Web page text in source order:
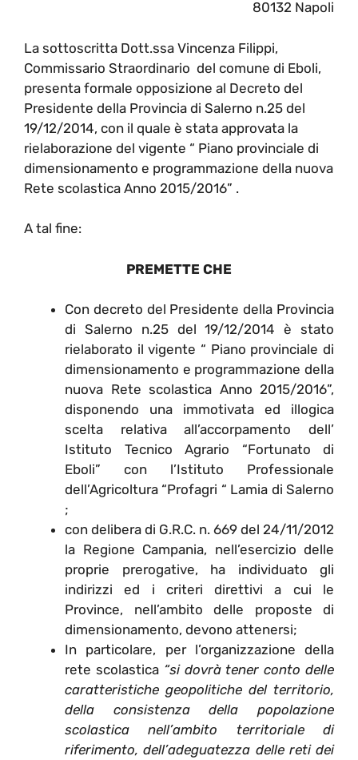
80132 Napoli
La sottoscritta Dott.ssa Vincenza Filippi,
Commissario Straordinario del comune di Eboli,
presenta formale opposizione al Decreto del
Presidente della Provincia di Salerno n.25 del
19/12/2014, con il quale è stata approvata la
rielaborazione del vigente “ Piano provinciale di
dimensionamento e programmazione della nuova
Rete scolastica Anno 2015/2016” .
A tal fine:
PREMETTE CHE
Con decreto del Presidente della Provincia
di Salerno n.25 del 19/12/2014 è stato
rielaborato il vigente “ Piano provinciale di
dimensionamento e programmazione della
nuova Rete scolastica Anno 2015/2016”,
disponendo una immotivata ed illogica
scelta relativa all’accorpamento dell’
Istituto Tecnico Agrario “Fortunato di
Eboli” con l’Istituto Professionale
dell’Agricoltura “Profagri “ Lamia di Salerno
;
con delibera di G.R.C. n. 669 del 24/11/2012
la Regione Campania, nell’esercizio delle
proprie prerogative, ha individuato gli
indirizzi ed i criteri direttivi a cui le
Province, nell’ambito delle proposte di
dimensionamento, devono attenersi;
In particolare, per l’organizzazione della
rete scolastica “si dovrà tener conto delle
caratteristiche geopolitiche del territorio,
della consistenza della popolazione
scolastica nell’ambito territoriale di
riferimento, dell’adeguatezza delle reti dei